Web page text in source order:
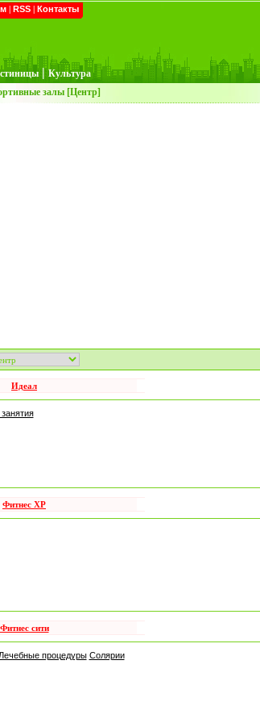
| RSS | Контакты
| Культура
залы [Центр]
Идеал
Фитнес XP
Фитнес сити
Лечебные процедуры Солярии